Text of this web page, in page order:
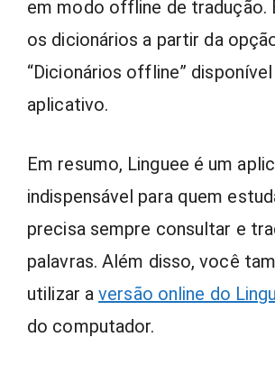
em modo offline de tradução.
os dicionários a partir da
“Dicionários offline”
aplicativo.
Em resumo, Linguee é um
indispensável para quem
precisa sempre consultar e
palavras. Além disso, você
utilizar aversão online do
do computador.